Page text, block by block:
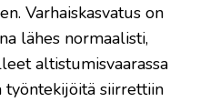
Varhaiskasvatus on
lähes normaalisti,
altistumisvaarassa
työntekijöitä siirrettiin